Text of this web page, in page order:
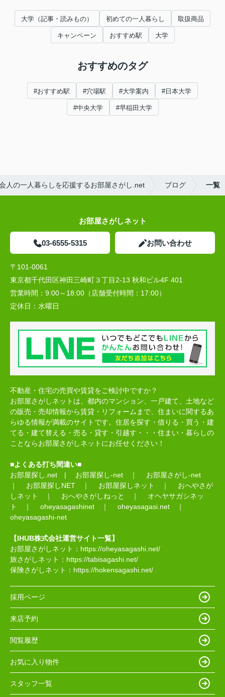
大学（記事・読みもの） 初めての一人暮らし 取扱商品
キャンペーン おすすめ駅 大学
おすすめのタグ
#おすすめ駅 #穴場駅 #大学案内 #日本大学
#中央大学 #早稲田大学
人の一人暮らしを応援するお部屋さがし.net ブログ 一覧
お部屋さがしネット
03-6555-5315 お問い合わせ
〒101-0061
東京都千代田区神田三崎町３丁目2-13 秋和ビル4F 401
営業時間： 9:00～18:00（店舗受付時間：17:00）
定休日： 水曜日
不動産・住宅の売買や賃貸をご検討中ですか？
お部屋さがしネットは、都内のマンション、一戸建て、土地など
の販売・売却情報から賃貸・リフォームまで、住まいに関するあ
らゆる情報が満載のサイトです。住居を探す・借りる・買う・建
てる・建て替える・売る・貸す・引越す・・・住まい・暮らしの
ことならお部屋さがしネットにお任せください！
■よくある打ち間違い■
お部屋探し.net | お部屋探し-net ｜ お部屋さがし-net
｜ お部屋探しNET ｜ お部屋探しネット ｜ おへやさが
しネット
｜ おへやさがしねっと ｜ オヘヤサガシネッ
ト
｜ oheyasagashinet ｜ oheyasagasi.net ｜
oheyasagashi-net
【IHUB株式会社運営サイト一覧】
お部屋さがしネット： https://oheyasagashi.net/
旅さがしネット： https://tabisagashi.net/
保険さがしネット： https://hokensagashi.net/
採用ページ
来店予約
閲覧履歴
お気に入り物件
スタッフ一覧